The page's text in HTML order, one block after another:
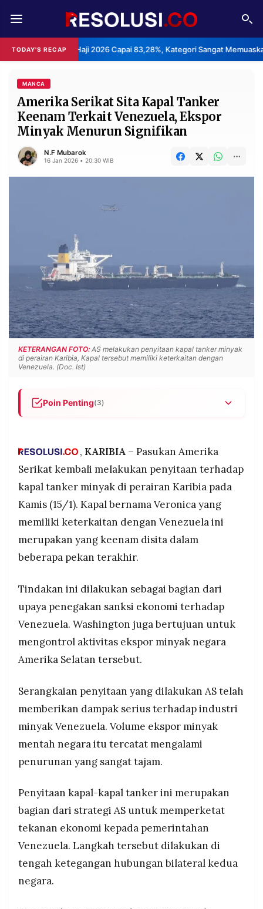
TODAY'S RECAP
Haji 2026 Capai 83,28%, Kategori Sangat Memuaskan. •
REDAKSI TENTANG
RESOLUSI IKLAN
RUBRIKASI
EDITORIAL AKSARA
FINANSIA PERSONA
DAERAH NASIONAL
POLICY
BERITA
WARGA
INFORMASI
IKLAN
KIRIM
TULISAN
PENGADUAN TERM
OF
SERVICE
IKUTI
KAMI
©
RESOLUSI
PRAMUDITA
©
Resolusi.co
2026
RESOLUSI
PRAMUDITA
MANCA
Amerika Serikat Sita Kapal Tanker
Keenam Terkait Venezuela, Ekspor
Minyak Menurun Signifikan
N.F Mubarok
16 Jan 2026 • 20:30 WIB
KETERANGAN FOTO: AS melakukan penyitaan kapal tanker minyak
di perairan Karibia, Kapal tersebut memiliki keterkaitan dengan
Venezuela. (Doc. Ist)
Poin Penting(3)
beberapa minggu terakhir sebagai upaya
penurunan drastis volume ekspor minyak
Venezuela yang menjadi sumber pendapatan
utama negara tersebut
Tindakan ini bagian dari strategi AS memperketat
tekanan ekonomi terhadap Venezuela di tengah
ketegangan hubungan bilateral kedua negara
, KARIBIA– Pasukan Amerika
Serikat kembali melakukan penyitaan terhadap
kapal tanker minyak di perairan Karibia pada
Kamis (15/1). Kapal bernama Veronica yang
memiliki keterkaitan dengan Venezuela ini
merupakan yang keenam disita dalam
beberapa pekan terakhir.
Tindakan ini dilakukan sebagai bagian dari
upaya penegakan sanksi ekonomi terhadap
Venezuela. Washington juga bertujuan untuk
mengontrol aktivitas ekspor minyak negara
Amerika Selatan tersebut.
Serangkaian penyitaan yang dilakukan AS telah
memberikan dampak serius terhadap industri
minyak Venezuela. Volume ekspor minyak
mentah negara itu tercatat mengalami
penurunan yang sangat tajam.
Penyitaan kapal-kapal tanker ini merupakan
bagian dari strategi AS untuk memperketat
tekanan ekonomi kepada pemerintahan
Venezuela. Langkah tersebut dilakukan di
tengah ketegangan hubungan bilateral kedua
negara.